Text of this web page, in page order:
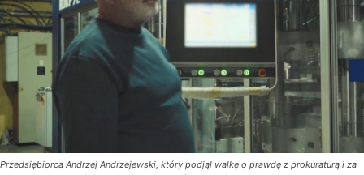
Przedsiębiorca Andrzej Andrzejewski, który podjął walkę o prawdę z prokuraturą i za